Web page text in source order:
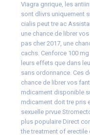
Viagra gnrique, les
sont dlivrs uniquement
cialis peut tre ac
une chance de librer
pas cher 2017, une
cachs. Cenforce 100
leurs effets que dans
sans ordonnance. Ces
chance de librer vos
mdicament disponible
mdicament doit tre pris
sexuelle prvue
plus populaire Direct
the treatment of erectile